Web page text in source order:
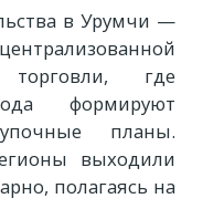
в Урумчи —
где
формируют
планы.
выходили
полагаясь на